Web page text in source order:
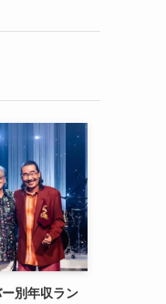
別年収ラン